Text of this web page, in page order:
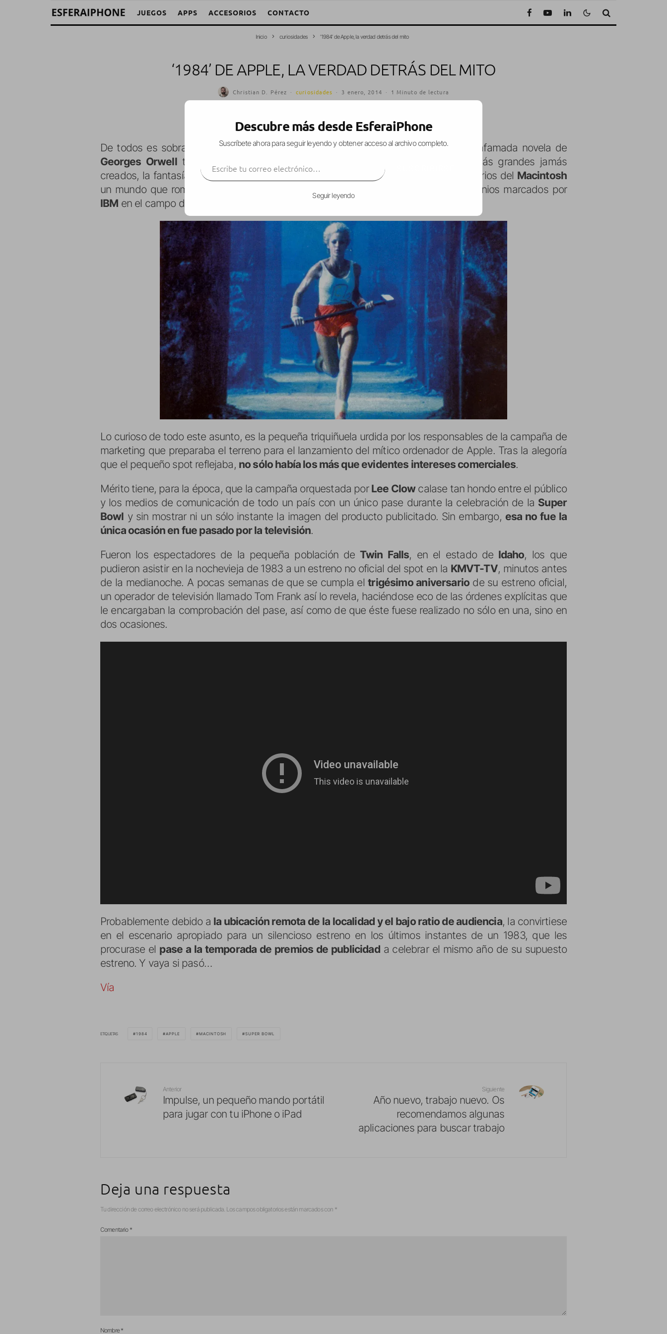
JUEGOS APPS ACCESORIOS CONTACTO
Inicio curiosidades ‘1984’ de Apple, la verdad detrás del mito
‘1984’ DE APPLE, LA VERDAD DETRÁS DEL MITO
Christian D. Pérez · curiosidades · 3 enero, 2014 · 1 Minuto de lectura
De todos es sobradamente conocido el anuncio deAppledonde se recreaba la afamada novela de
Georges Orwelltitulada
. Considerado uno de los anuncios televisivos más grandes jamás
creados, la fantasía dirigida por un experimentado
Ridley Scott prometía a los usuarios del Macintosh
un mundo que rompía con la conformidad de un incipiente mercado con los designios marcados por
IBM en el campo del
Lo curioso de todo este asunto, es la pequeña triquiñuela urdida por los responsables de la campaña de
marketing que preparaba el terreno para el lanzamiento del mítico ordenador de Apple. Tras la alegoría
que el pequeño spot reflejaba, no sólo había los más que evidentes intereses comerciales.
Mérito tiene, para la época, que la campaña orquestada por Lee Clow calase tan hondo entre el público
y los medios de comunicación de todo un país con un único pase durante la celebración de la Super
Bowl y sin mostrar ni un sólo instante la imagen del producto publicitado. Sin embargo, esa no fue la
única ocasión en fue pasado por la televisión.
Fueron los espectadores de la pequeña población de Twin Falls, en el estado de Idaho, los que
pudieron asistir en la nochevieja de 1983 a un estreno no oficial del spot en la KMVT-TV, minutos antes
de la medianoche. A pocas semanas de que se cumpla eltrigésimo aniversario de su estreno oficial,
un operador de televisión llamado Tom Frank así lo revela, haciéndose eco de las órdenes explícitas que
le encargaban la comprobación del pase, así como de que éste fuese realizado no sólo en una, sino en
dos ocasiones.
Probablemente debido a la ubicación remota de la localidad y el bajo ratio de audiencia, la convirtiese
en el escenario apropiado para un silencioso estreno en los últimos instantes de un 1983, que les
procurase el pase a la temporada de premios de publicidada celebrar el mismo año de su supuesto
estreno. Y vaya si pasó…
Vía
ETIQUETAS 1984 APPLE MACINTOSH SUPER BOWL
Anterior
Impulse, un pequeño mando portátil
para jugar con tu iPhone o iPad
Siguiente
Año nuevo, trabajo nuevo. Os
recomendamos algunas
aplicaciones para buscar trabajo
Deja una respuesta
Tu dirección de correo electrónico no será publicada. Los campos obligatorios están marcados con *
Comentario *
Nombre*
Descubre más desde EsferaiPhone
Suscríbete ahora para seguir leyendo y obtener acceso al archivo completo.
Seguir leyendo